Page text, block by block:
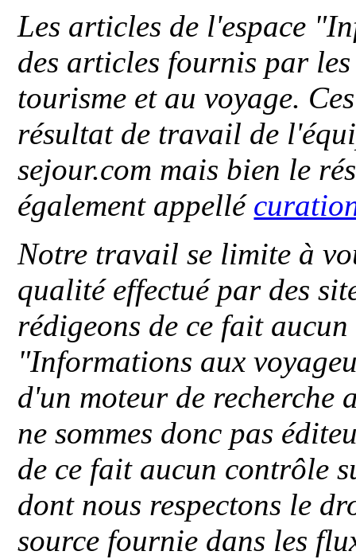
Les articles de l'espace
des articles fournis par
tourisme et au voyage.
résultat de travail de
sejour.com mais bien le
également appellé
Notre travail se limite à
qualité effectué par des
rédigeons de ce fait
"Informations aux
d'un moteur de recherche
ne sommes donc pas
de ce fait aucun contrôle
dont nous respectons le
source fournie dans les